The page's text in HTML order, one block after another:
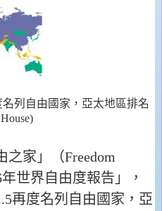
列自由國家，亞太地區排名
之家」（Freedom
年世界自由度報告」，
再度名列自由國家，亞